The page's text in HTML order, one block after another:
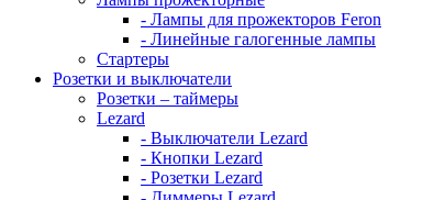
- Лампы для прожекторов Feron
- Линейные галогенные лампы
Стартеры
Розетки и выключатели
Розетки – таймеры
Lezard
- Выключатели Lezard
- Кнопки Lezard
- Розетки Lezard